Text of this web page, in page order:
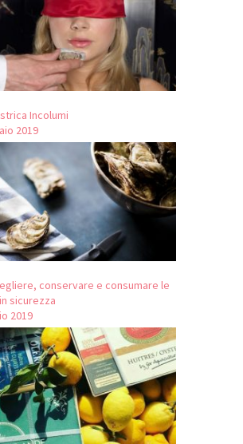
Incolumi
2019
conservare e consumare le
sicurezza
2019